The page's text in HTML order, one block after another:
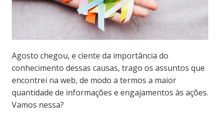
Agosto chegou, e ciente da importância do
conhecimento dessas causas, trago os assuntos que
encontrei na web, de modo a termos a maior
quantidade de informações e engajamentos às ações.
Vamos nessa?